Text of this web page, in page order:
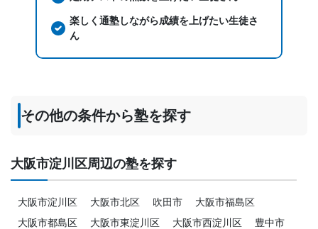
楽しく通塾しながら成績を上げたい生徒さ
ん
その他の条件から塾を探す
大阪市淀川区周辺の塾を探す
大阪市淀川区 大阪市北区 吹田市
大阪市福島区
大阪市都島区
大阪市東淀川区 大阪市西淀川区
豊中市